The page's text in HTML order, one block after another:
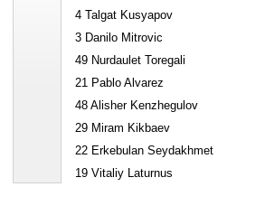
4Talgat Kusyapov
3Danilo Mitrovic
49Nurdaulet Toregali
21Pablo Alvarez
48Alisher Kenzhegulov
29Miram Kikbaev
22Erkebulan Seydakhmet
19Vitaliy Laturnus